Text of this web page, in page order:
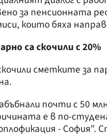
за пенсионната
които бяха
са скочили с 20%
сметките за
почти с 50
е в по-
- София".